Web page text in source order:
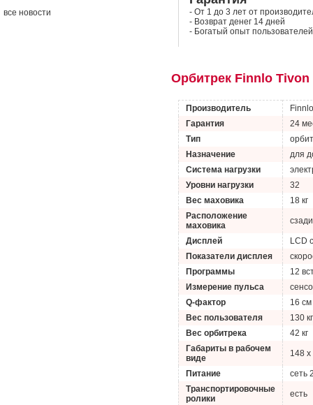
все новости
- От 1 до 3 лет от
- Возврат денег 14 дней
- Богатый опыт пользователей
Орбитрек Finnlo Tivon
Производитель
Finnlo
Гарантия
24
Тип
Назначение
для
Система нагрузки
Уровни нагрузки
32
Вес маховика
18 кг
Расположение
маховика
сзади
Дисплей
LCD
Показатели дисплея
Программы
12
Измерение пульса
Q-фактор
16 см
Вес пользователя
130 кг
Вес орбитрека
42 кг
Габариты в рабочем
виде
148
Питание
сеть
Транспортировочные
ролики
есть